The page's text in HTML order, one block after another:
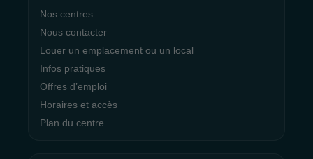
Nos centres
Nous contacter
Louer un emplacement ou un local
Infos pratiques
Offres d’emploi
Horaires et accès
Plan du centre